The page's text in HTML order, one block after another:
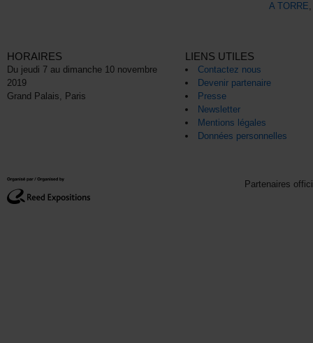
A TORRE
HORAIRES
Du jeudi 7 au dimanche 10 novembre
2019
Grand Palais, Paris
LIENS UTILES
Contactez nous
Devenir partenaire
Presse
Newsletter
Mentions légales
Données personnelles
Partenaires